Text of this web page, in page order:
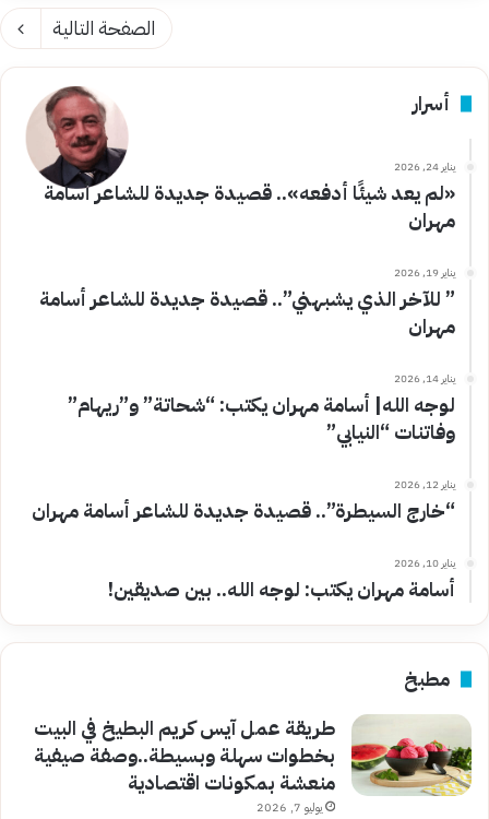
الصفحة التالية
أسرار
يناير 24, 2026
«لم يعد شيئًا أدفعه».. قصيدة جديدة للشاعر أسامة
مهران
يناير 19, 2026
” للآخر الذي يشبهني”.. قصيدة جديدة للشاعر أسامة
مهران
يناير 14, 2026
لوجه الله| أسامة مهران يكتب: “شحاتة” و”ريهام”
وفاتنات “النيابي”
يناير 12, 2026
“خارج السيطرة”.. قصيدة جديدة للشاعر أسامة مهران
يناير 10, 2026
أسامة مهران يكتب: لوجه الله.. بين صديقين!
مطبخ
طريقة عمل آيس كريم البطيخ في البيت
بخطوات سهلة وبسيطة..وصفة صيفية
منعشة بمكونات اقتصادية
يوليو 7, 2026